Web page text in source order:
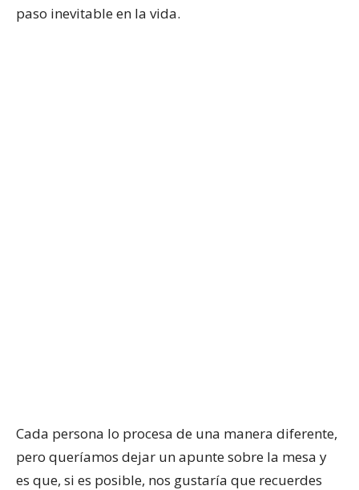
paso inevitable en la vida.
Cada persona lo procesa de una manera diferente,
pero queríamos dejar un apunte sobre la mesa y
es que, si es posible, nos gustaría que recuerdes